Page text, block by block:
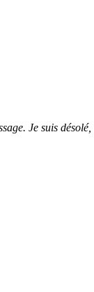
. Je suis